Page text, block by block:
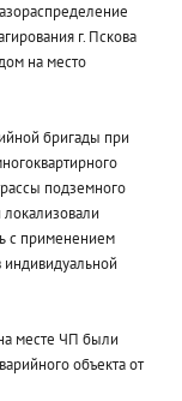
г. Пскова
на место
бригады при
подземного
с применением
месте ЧП были
объекта от